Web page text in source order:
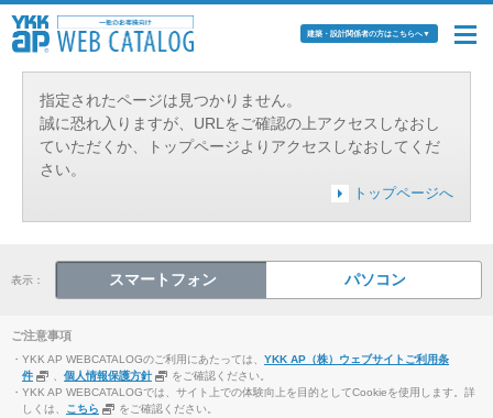
建築・設計関係者の方はこちらへ▼
指定されたページは見つかりません。
誠に恐れ入りますが、URLをご確認の上アクセスしなおし
ていただくか、トップページよりアクセスしなおしてくだ
さい。
トップページへ
表示： スマートフォン パソコン
ご注意事項
・YKK AP WEBCATALOGのご利用にあたっては、 YKK AP（株）ウェブサイトご利用条
件
個人情報保護方針
をご確認ください。
・YKK AP WEBCATALOGでは、サイト上での体験向上を目的としてCookieを使用します。詳
しくは、 こちら
をご確認ください。